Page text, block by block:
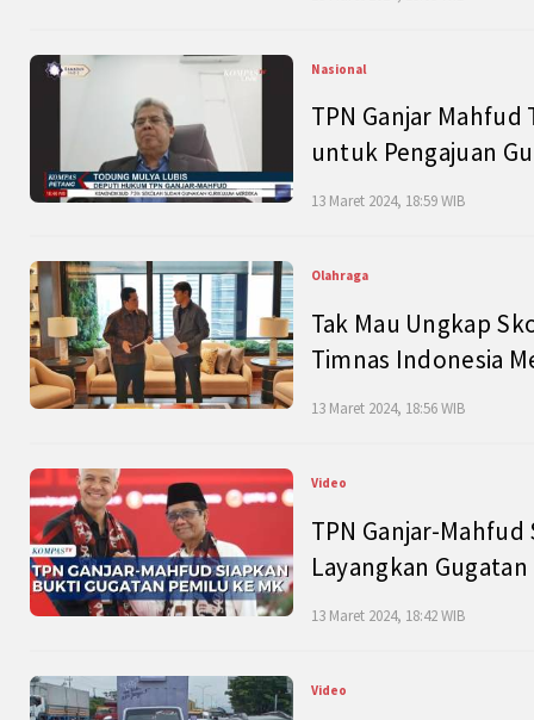
Nasional
TPN Ganjar
untuk Pengajuan
13 Maret 2024, 18:59 WIB
Olahraga
Tak Mau Ungkap
Timnas Indonesia
13 Maret 2024, 18:56 WIB
Video
TPN Ganjar-
Layangkan
13 Maret 2024, 18:42 WIB
Video